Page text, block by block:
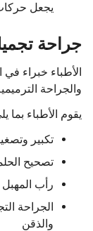
يجعل
جراحة
الأطباء خبراء في
والجراحة
يقوم الأطباء بما
تكبير
تصحيح
رأب المهبل
الجراحة
والذقن